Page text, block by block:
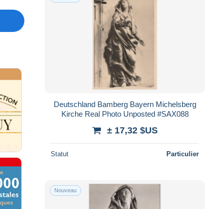
Deutschland Bamberg Bayern Michelsberg
Kirche Real Photo Unposted #SAX088
± 17,32 $US
Statut Particulier
Nouveau